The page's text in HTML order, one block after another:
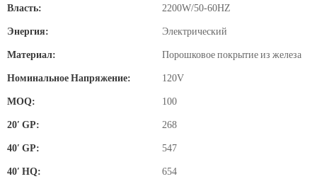
Власть: 2200W/50-60HZ
Энергия: Электрический
Материал: Порошковое покрытие из железа
Номинальное Напряжение: 120V
MOQ: 100
20′ GP: 268
40′ GP: 547
40′ HQ: 654